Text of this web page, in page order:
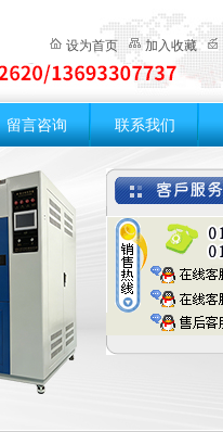
设为首页 加入收藏
留言咨询 联系我们